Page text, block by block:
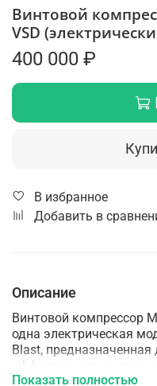
Винтовой
VSD
400 000 ₽
В избранное
Добавить в
Описание
Винтовой компрессор
одна электрическая
Blast,
эффективного
приложениях. Основные
Показать полностью